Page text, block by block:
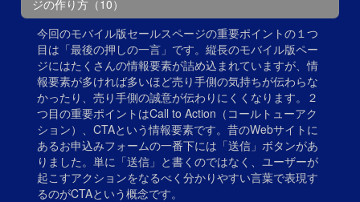
ジの作り方（10）
今回のモバイル版セールスページの重要ポイントの１つ
目は「最後の押しの一言」です。縦長のモバイル版ペー
ジにはたくさんの情報要素が詰め込まれていますが、情
報要素が多ければ多いほど売り手側の気持ちが伝わらな
かったり、売り手側の誠意が伝わりにくくなります。２
つ目の重要ポイントはCall to Action（コールトューアク
ション）、CTAという情報要素です。昔のWebサイトに
あるお申込みフォームの一番下には「送信」ボタンがあ
りました。単に「送信」と書くのではなく、ユーザーが
起こすアクションをなるべく分かりやすい言葉で表現す
るのがCTAという概念です。